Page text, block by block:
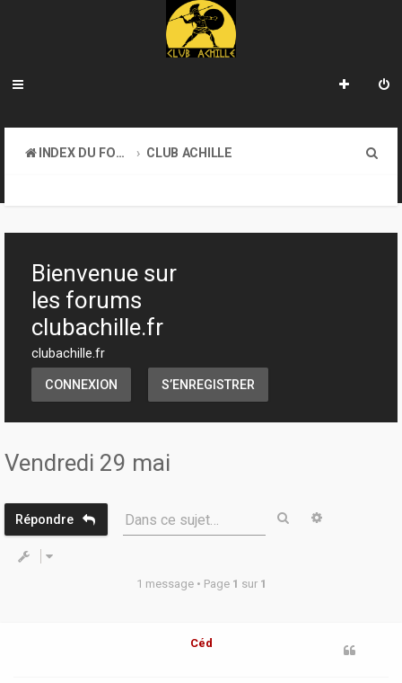
INDEX DU FORUM
CLUB ACHILLE
h
Bienvenue sur
les forums
clubachille.fr
clubachille.fr
CONNEXION S’ENREGISTRER
Vendredi 29 mai
Répondre Dans ce sujet… Rechercher
1 message • Page 1 sur 1
Céd